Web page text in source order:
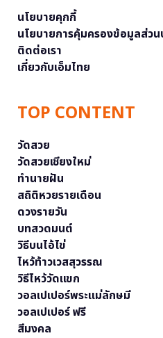
นโยบายคุกกี้
นโยบายการคุ้มครองข้อมูลส่ว
ติดต่อเรา
เกี่ยวกับเอ็มไทย
TOP CONTENT
วัดสวย
วัดสวยเชียงใหม่
ทำนายฝัน
สถิติหวยรายเดือน
ดวงรายวัน
บทสวดมนต์
วิธีบนไอ้ไข่
ไหว้ท้าวเวสสุวรรณ
วิธีไหว้วัดแขก
วอลเปเปอร์พระแม่ลักษมี
วอลเปเปอร์ ฟรี
สีมงคล